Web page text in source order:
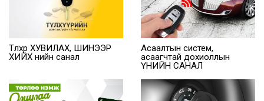
Түлхүүр ХУВИЛАХ, ШИНЭЭР
ХИЙХ үнийн санал
Асаалтын систем,
асаагчтай дохиоллын
ҮНИЙН САНАЛ